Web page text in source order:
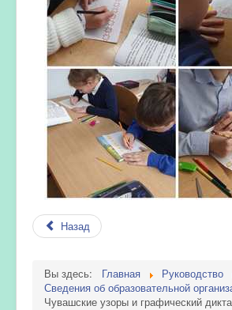
Назад
Вы здесь: Главная
Руководство
Сведения об образовательной
Чувашские узоры и графический